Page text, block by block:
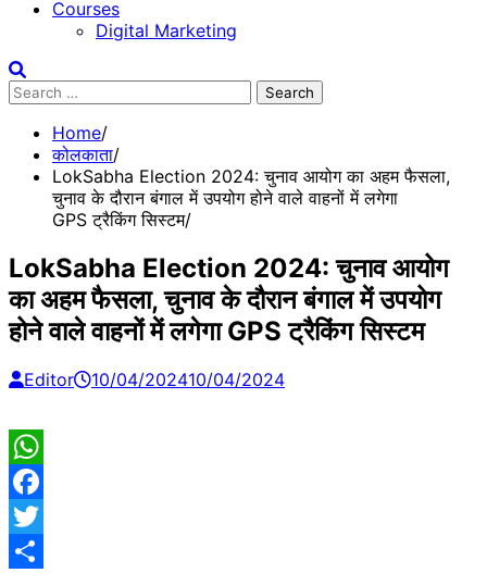
Courses
Digital Marketing
Search
Home
कोलकाता
LokSabha Election 2024: चुनाव आयोग का अहम फैसला,
चुनाव के दौरान बंगाल में उपयोग होने वाले वाहनों में लगेगा
GPS ट्रैकिंग सिस्टम
LokSabha Election 2024: चुनाव आयोग
का अहम फैसला, चुनाव के दौरान बंगाल में उपयोग
होने वाले वाहनों में लगेगा GPS ट्रैकिंग सिस्टम
Editor 10/04/202410/04/2024
WhatsApp
Facebook
Twitter